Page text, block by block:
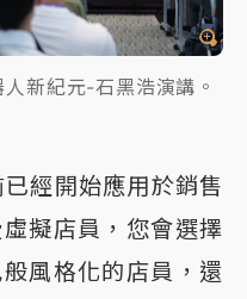
新紀元-石黑浩演講。
經開始應用於銷售
擬店員，您會選擇
風格化的店員，還